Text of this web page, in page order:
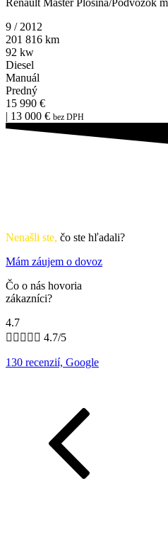
9 / 2012
201 816 km
92 kw
Diesel
Manuál
Predný
15 990 €
| 13 000 € bez DPH
Nenašli ste, čo ste hľadali?
Mám záujem o dovoz
Čo o nás hovoria
zákazníci?
4.7
     4.7/5
130 recenzií, Google